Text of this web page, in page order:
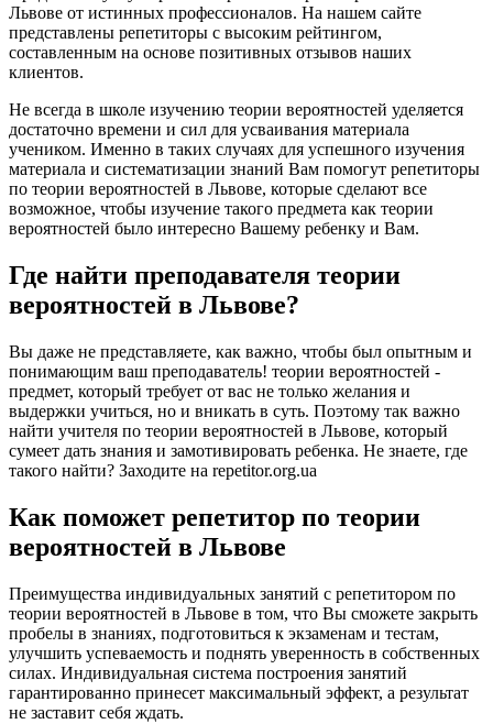
Львове от истинных профессионалов. На нашем сайте
представлены репетиторы с высоким рейтингом,
составленным на основе позитивных отзывов наших
клиентов.
Не всегда в школе изучению теории вероятностей уделяется
достаточно времени и сил для усваивания материала
учеником. Именно в таких случаях для успешного изучения
материала и систематизации знаний Вам помогут репетиторы
по теории вероятностей в Львове, которые сделают все
возможное, чтобы изучение такого предмета как теории
вероятностей было интересно Вашему ребенку и Вам.
Где найти преподавателя теории
вероятностей в Львове?
Вы даже не представляете, как важно, чтобы был опытным и
понимающим ваш преподаватель! теории вероятностей -
предмет, который требует от вас не только желания и
выдержки учиться, но и вникать в суть. Поэтому так важно
найти учителя по теории вероятностей в Львове, который
сумеет дать знания и замотивировать ребенка. Не знаете, где
такого найти? Заходите на repetitor.org.ua
Как поможет репетитор по теории
вероятностей в Львове
Преимущества индивидуальных занятий с репетитором по
теории вероятностей в Львове в том, что Вы сможете закрыть
пробелы в знаниях, подготовиться к экзаменам и тестам,
улучшить успеваемость и поднять уверенность в собственных
силах. Индивидуальная система построения занятий
гарантированно принесет максимальный эффект, а результат
не заставит себя ждать.